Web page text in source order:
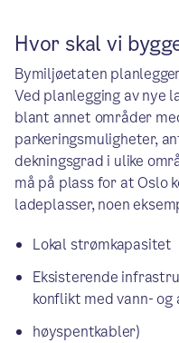
Hvor skal vi
Bymiljøetaten
Ved planlegging av nye
blant annet områder
parkeringsmuligheter,
dekningsgrad i ulike
må på plass for at Oslo
ladeplasser, noen
Lokal strømkapasitet
Eksisterende
konflikt med vann-
høyspentkabler)